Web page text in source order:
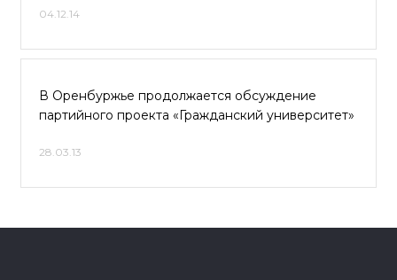
04.12.14
В Оренбуржье продолжается обсуждение
партийного проекта «Гражданский университет»
28.03.13